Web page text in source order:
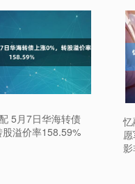
5月7日华海转债
溢价率158.59%